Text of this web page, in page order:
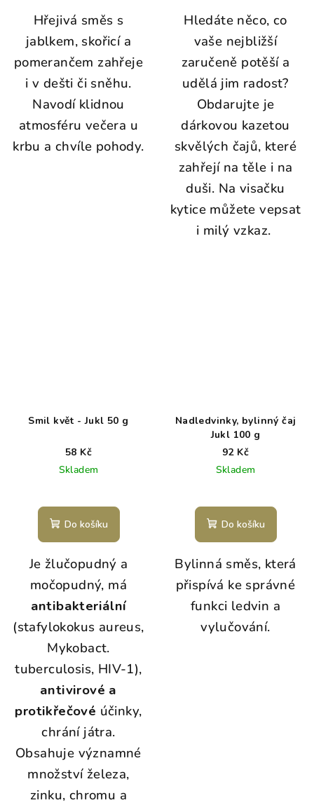
Hřejivá směs s
jablkem, skořicí a
pomerančem zahřeje
i v dešti či sněhu.
Navodí klidnou
atmosféru večera u
krbu a chvíle pohody.
Hledáte něco, co
vaše nejbližší
zaručeně potěší a
udělá jim radost?
Obdarujte je
dárkovou kazetou
skvělých čajů, které
zahřejí na těle i na
duši. Na visačku
kytice můžete vepsat
i milý vzkaz.
Smil květ - Jukl 50 g
58 Kč
Skladem
Do košíku
Je žlučopudný a
močopudný, má
antibakteriální
(stafylokokus aureus,
Mykobact.
tuberculosis, HIV-1),
antivirové a
protikřečové účinky,
chrání játra.
Obsahuje významné
množství železa,
zinku, chromu a
Nadledvinky, bylinný čaj
Jukl 100 g
92 Kč
Skladem
Do košíku
Bylinná směs, která
přispívá ke správné
funkci ledvin a
vylučování.